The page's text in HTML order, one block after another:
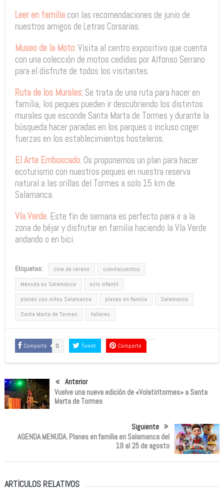
Leer en familiacon las recomendaciones de junio de
nuestros amigos de Letras Corsarias.
Museo de la Moto: Visita al centro expositivo que cuenta
con una colección de motos cedidas por Alfonso Serrano
para el disfrute de todos los visitantes.
Ruta de los Murales: Se trata de una ruta para hacer en
familia, los peques pueden ir descubriendo los distintos
murales que esconde Santa Marta de Tormes y durante la
búsqueda hacer paradas en los parques o incluso coger
fuerzas en los establecimientos hosteleros.
El Arte Emboscado. Os proponemos un plan para hacer
ecoturismo con nuestros peques en nuestra reserva
natural a las orillas del Tormes a solo 15 km de
Salamanca.
Vía Verde. Este fin de semana es perfecto para ir a la
zona de béjar y disfrutar en familia haciendo la Vía Verde
andando o en bici.
Etiquetas: cine de verano
cuentacuentos
Menuda es Salamanca
ocio infantil
planes con niños Salamanca
planes en familia
Salamanca
Santa Marta de Tormes
talleres
Comparte 0 Tweet Comparte
Anterior
Vuelve una nueva edición de «Volatiritormes» a Santa
Marta de Tormes
Siguiente
AGENDA MENUDA. Planes en familia en Salamanca del
19 al 25 de agosto
ARTÍCULOS RELATIVOS